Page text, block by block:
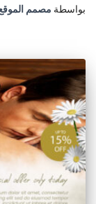
بواسطة مصمم الموقع